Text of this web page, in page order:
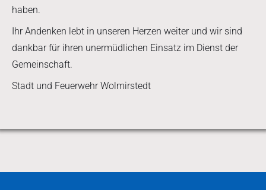
haben.
Ihr Andenken lebt in unseren Herzen weiter und wir sind
dankbar für ihren unermüdlichen Einsatz im Dienst der
Gemeinschaft.
Stadt und Feuerwehr Wolmirstedt